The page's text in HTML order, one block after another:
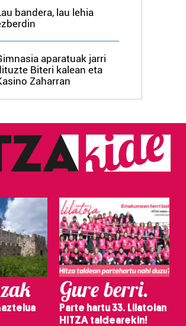
cookie propioak eta hirugarrenen cookie-
ditu. Zure esperientzia eta
asmoz, cookie teknologiaz
hau onartuz gero, teknologia hori
esplizitua ematen diguzu.
bandera, lau lehia
aparatuak jarri
Biteri kalean eta
Zaharran
Gure berri.
Parte hartu 33. Lilatoian
HITZA taldearekin!